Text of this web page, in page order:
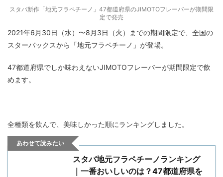
スタバ新作「地元フラペチーノ」47都道府県のJIMOTOフレーバーが期間限
定で発売
2021年6月30日（水）〜8月3日（火）までの期間限定で、全国の
スターバックスから「地元フラペチーノ」が登場。
47都道府県でしか味わえないJIMOTOフレーバーが期間限定で飲
めます。
全種類を飲んで、美味しかった順にランキングしました。
あわせて読みたい
スタバ地元フラペチーノランキング
｜一番おいしいのは？47都道府県を